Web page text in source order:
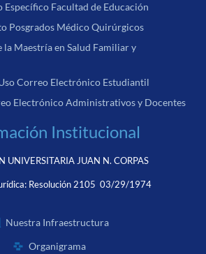
Específico Facultad de Educación
Posgrados Médico Quirúrgicos
la Maestría en Salud Familiar y
Correo Electrónico Estudiantil
Electrónico Administrativos y Docentes
Institucional
UNIVERSITARIA JUAN N. CORPAS
Resolución 2105 03/29/1974
Nuestra Infraestructura
Organigrama